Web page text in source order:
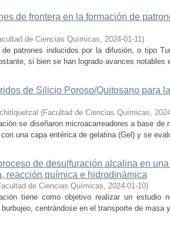
de frontera en la formación de
de Ciencias Químicas, 2024-01-11)
patrones inducidos por la difusión, o tipo
si bien se han logrado avances
de Silicio Poroso/Quitosano para
(Facultad de Ciencias Químicas,
se diseñaron microacarreadores a base
una capa entérica de gelatina (Gel) y se
de desulfuración alcalina en
reacción química e hidrodinámica
de Ciencias Químicas, 2024-01-10)
tiene como objetivo realizar un estudio
centrándose en el transporte de